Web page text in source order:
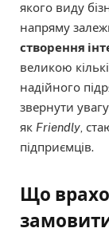
якого виду
напряму
створення
великою
надійного
звернути
як Friendly,
підприємців.
Що